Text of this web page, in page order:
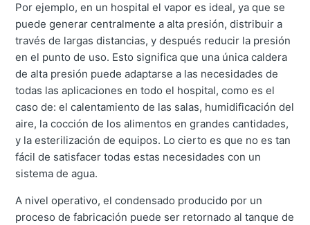
Por ejemplo, en un hospital el vapor es ideal, ya que se
puede generar centralmente a alta presión, distribuir a
través de largas distancias, y después reducir la presión
en el punto de uso. Esto significa que una única caldera
de alta presión puede adaptarse a las necesidades de
todas las aplicaciones en todo el hospital, como es el
caso de: el calentamiento de las salas, humidificación del
aire, la cocción de los alimentos en grandes cantidades,
y la esterilización de equipos. Lo cierto es que no es tan
fácil de satisfacer todas estas necesidades con un
sistema de agua.
A nivel operativo, el condensado producido por un
proceso de fabricación puede ser retornado al tanque de